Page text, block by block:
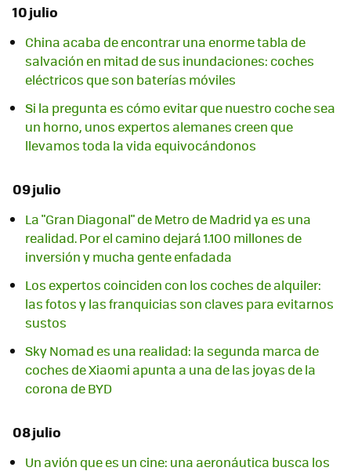
10 julio
China acaba de encontrar una enorme tabla de
salvación en mitad de sus inundaciones: coches
eléctricos que son baterías móviles
Si la pregunta es cómo evitar que nuestro coche sea
un horno, unos expertos alemanes creen que
llevamos toda la vida equivocándonos
09 julio
La "Gran Diagonal" de Metro de Madrid ya es una
realidad. Por el camino dejará 1.100 millones de
inversión y mucha gente enfadada
Los expertos coinciden con los coches de alquiler:
las fotos y las franquicias son claves para evitarnos
sustos
Sky Nomad es una realidad: la segunda marca de
coches de Xiaomi apunta a una de las joyas de la
corona de BYD
08 julio
Un avión que es un cine: una aeronáutica busca los